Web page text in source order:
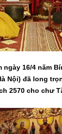
ngày 16/4 năm
Nội) đã long
2570 cho chư